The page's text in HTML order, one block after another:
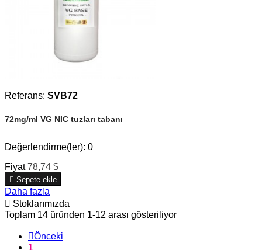
Referans: SVB72
72mg/ml VG NIC tuzları tabanı
Değerlendirme(ler): 0
Fiyat 78,74 $
 Sepete ekle
Daha fazla
 Stoklarımızda
Toplam 14 üründen 1-12 arası gösteriliyor
Önceki
1